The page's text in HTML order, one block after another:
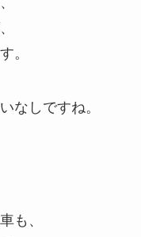
。
なしですね。
も、